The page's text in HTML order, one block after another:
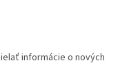
informácie o nových